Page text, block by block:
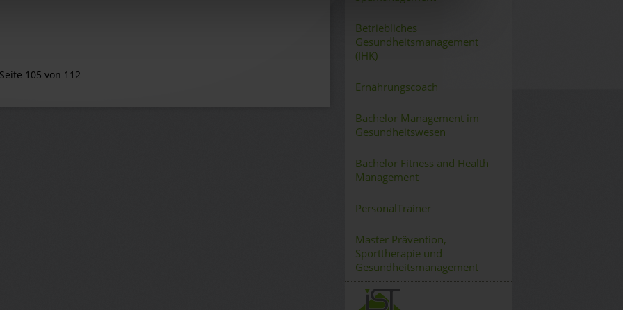
Betriebliches
Gesundheitsmanagement
(IHK)
Ernährungscoach
Bachelor Management im
Gesundheitswesen
Bachelor Fitness and Health
Management
PersonalTrainer
Master Prävention,
Sporttherapie und
Gesundheitsmanagement
Seite 105 von 112